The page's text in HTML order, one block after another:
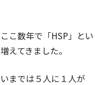
ここ数年で「HSP」と
増えてきました。
いまでは５人に１人が